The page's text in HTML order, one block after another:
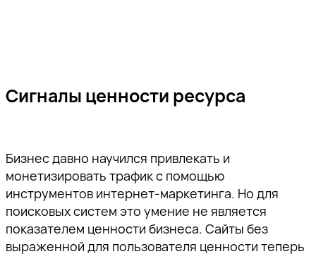
Сигналы ценности ресурса
Бизнес давно научился привлекать и
монетизировать трафик с помощью
инструментов интернет-маркетинга. Но для
поисковых систем это умение не является
показателем ценности бизнеса. Сайты без
выраженной для пользователя ценности теперь